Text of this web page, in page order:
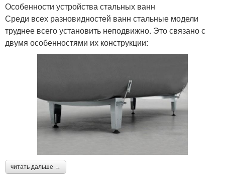
Особенности устройства стальных ванн
Среди всех разновидностей ванн стальные модели
труднее всего установить неподвижно. Это связано с
двумя особенностями их конструкции:
читать дальше →